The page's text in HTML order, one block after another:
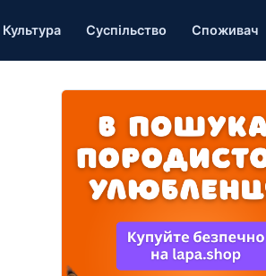
Культура Суспільство Споживач